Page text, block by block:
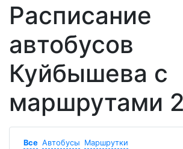
Расписание
автобусов
Куйбышева с
маршрутами
Все Автобусы Маршрутки